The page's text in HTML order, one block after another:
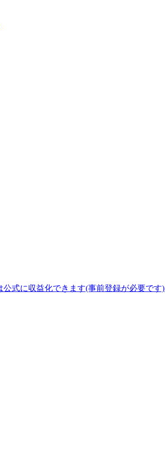
公式に収益化できます(事前登録が必要です)